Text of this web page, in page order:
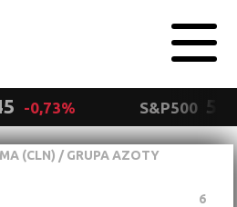
-0,73% S&P500
(CLN) / GRUPA AZOTY
6
Polityka